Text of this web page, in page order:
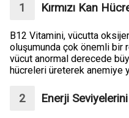
Kırmızı Kan
B12 Vitamini, vücutta
oluşumunda çok önemli bir
vücut anormal derecede
hücreleri üreterek anemiye
Enerji Seviyelerini